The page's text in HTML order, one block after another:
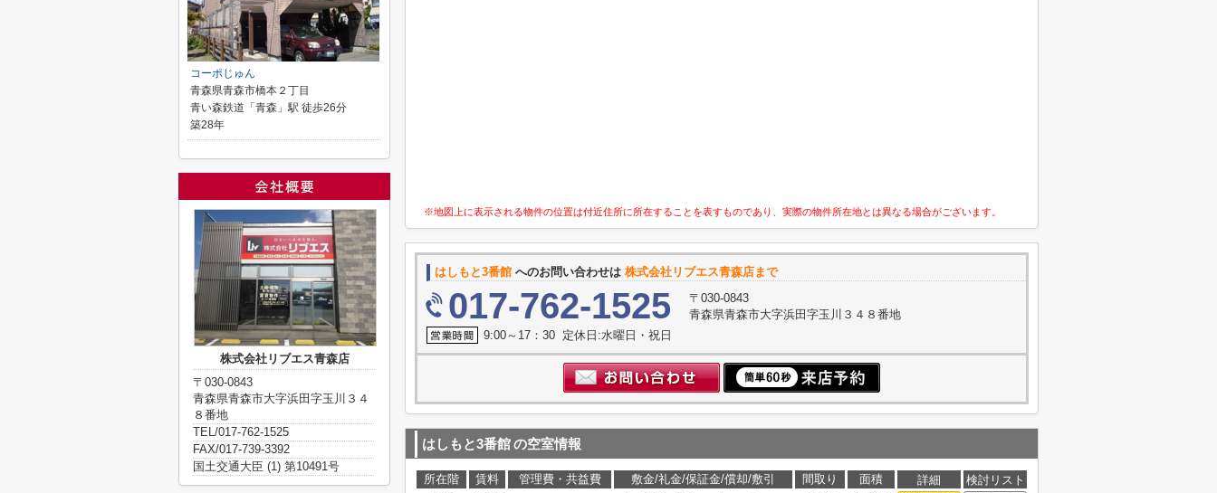
※地図上に表示される物件の位置は付近住所に所在することを表すものであり、実際の物件所在地とは異なる場合がございます。
はしもと3番館 へのお問い合わせは 株式会社リブエス青森店まで
017-762-1525
〒030-0843
青森県青森市大字浜田字玉川３４８番地
9:00～17：30 定休日:水曜日・祝日
はしもと3番館の空室情報
所在階 賃料 管理費・共益費 敷金/礼金/保証金/償却/敷引 間取り 面積 詳細
検討リスト
コーポじゅん
青森県青森市橋本２丁目
青い森鉄道「青森」駅 徒歩26分
築28年
株式会社リブエス青森店
〒030-0843
青森県青森市大字浜田字玉川３４
８番地
TEL/017-762-1525
FAX/017-739-3392
国土交通大臣 (1) 第10491号